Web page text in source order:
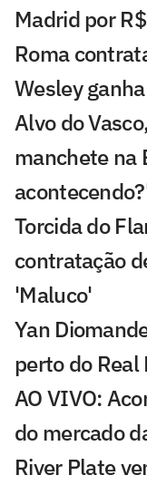
Madrid por
Roma
Wesley
Alvo do
manchete na
Torcida do
contratação
'Maluco'
Yan
perto do Real
AO VIVO:
do mercado
River Plate